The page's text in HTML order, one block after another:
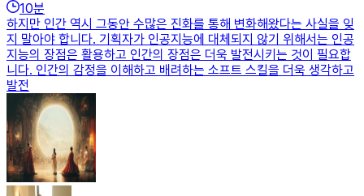
10분
하지만 인간 역시 그동안 수많은 진화를 통해 변화해왔다는 사실을 잊
지 말아야 합니다. 기획자가 인공지능에 대체되지 않기 위해서는 인공
지능의 장점은 활용하고 인간의 장점은 더욱 발전시키는 것이 필요합
니다. 인간의 감정을 이해하고 배려하는 소프트 스킬을 더욱 생각하고
발전